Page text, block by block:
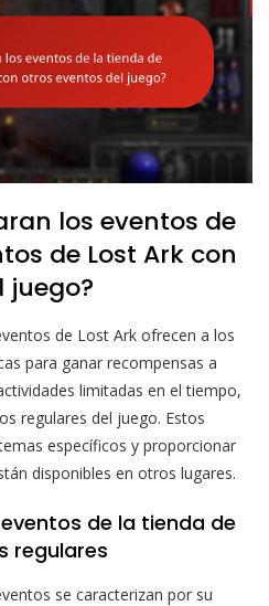
los eventos de
de Lost Ark con
juego?
de Lost Ark ofrecen a los
para ganar recompensas a
limitadas en el tiempo,
regulares del juego. Estos
específicos y proporcionar
disponibles en otros lugares.
de la tienda de
regulares
se caracterizan por su